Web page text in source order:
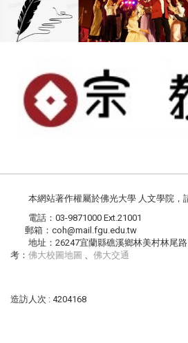
本網站著作權屬於佛光大學 人文學院，
電話：03-9871000 Ext.21001
郵箱：coh@mail.fgu.edu.tw
地址：26247宜蘭縣礁溪鄉林美村林尾路
考： 佛大校圖地圖 、 佛大交通
造訪人次 : 4204168